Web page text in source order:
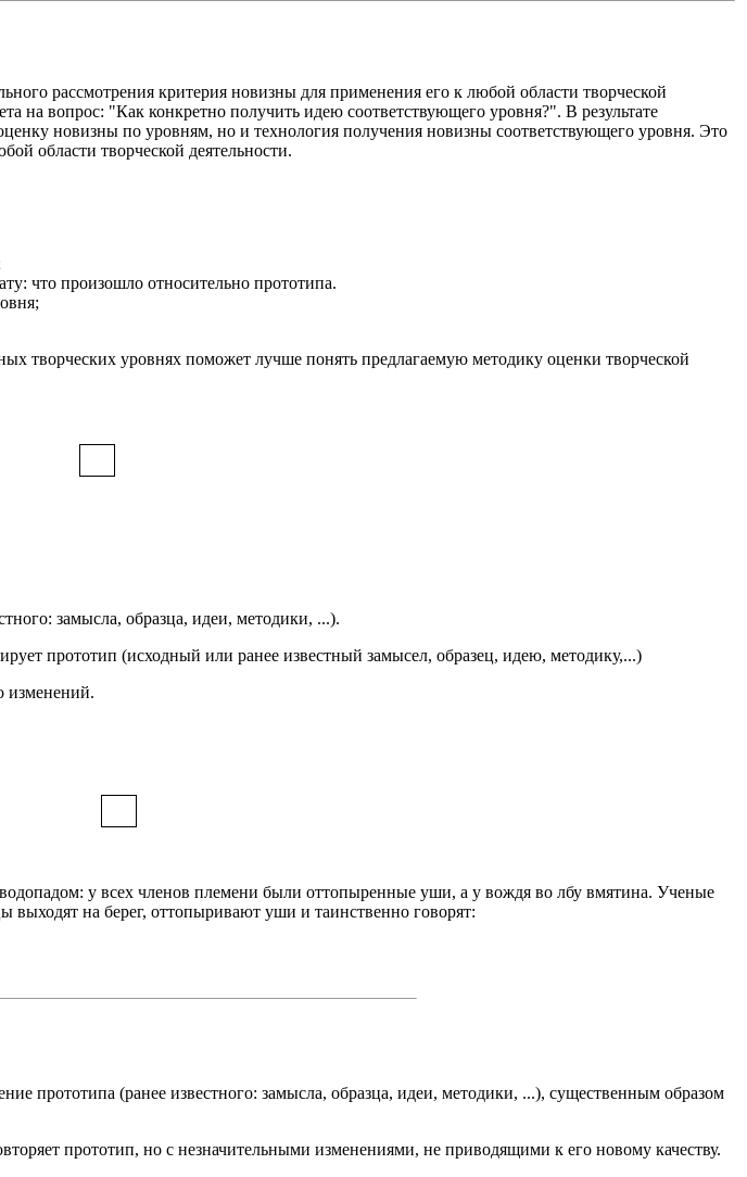
рассмотрения критерия новизны для применения его к любой области творческой
на вопрос: "Как конкретно получить идею соответствующего уровня?". В результате
новизны по уровням, но и технология получения новизны соответствующего уровня. Это
области творческой деятельности.
что произошло относительно прототипа.
творческих уровнях поможет лучше понять предлагаемую методику оценки творческой
замысла, образца, идеи, методики, ...).
прототип (исходный или ранее известный замысел, образец, идею, методику,...)
изменений.
у всех членов племени были оттопыренные уши, а у вождя во лбу вмятина. Ученые
на берег, оттопыривают уши и таинственно говорят:
прототипа (ранее известного: замысла, образца, идеи, методики, ...), существенным образом
прототип, но с незначительными изменениями, не приводящими к его новому качеству.